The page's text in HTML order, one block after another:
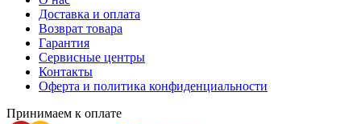
Доставка и оплата
Возврат товара
Гарантия
Сервисные центры
Контакты
Оферта и политика конфиденциальности
Принимаем к оплате